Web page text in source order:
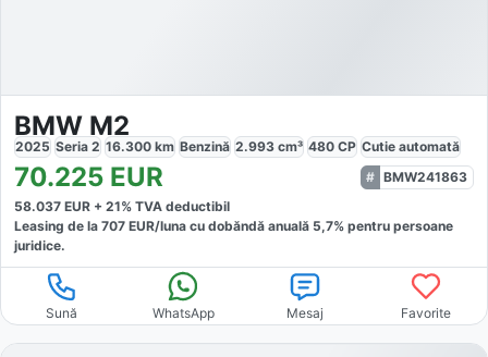
BMW M2
2025 Seria 2 16.300 km Benzină 2.993 cm³ 480 CP Cutie automată
70.225 EUR
BMW241863
58.037 EUR + 21% TVA deductibil
Leasing de la 707 EUR/luna cu dobăndă anuală 5,7% pentru persoane
juridice.
Sună WhatsApp Mesaj Favorite